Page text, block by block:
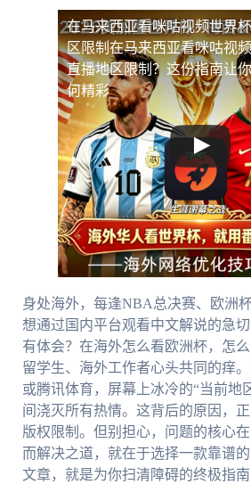
在马来西亚看咪咕视频世界
区限制在马来西亚看咪咕视
直播地区限制？这份指南让
何精彩
身处海外，每逢NBA总决赛、欧洲
想通过国内平台观看中文解说的急
有体会？在海外怎么看欧洲杯，怎
留学生、海外工作者心头共同的痒
或腾讯体育，屏幕上冰冷的“当前地
间浇灭所有热情。这背后的原因，
版权限制。但别担心，问题的核心在
而解决之道，就在于选择一款靠谱
文章，就是为你扫清障碍的终极指南